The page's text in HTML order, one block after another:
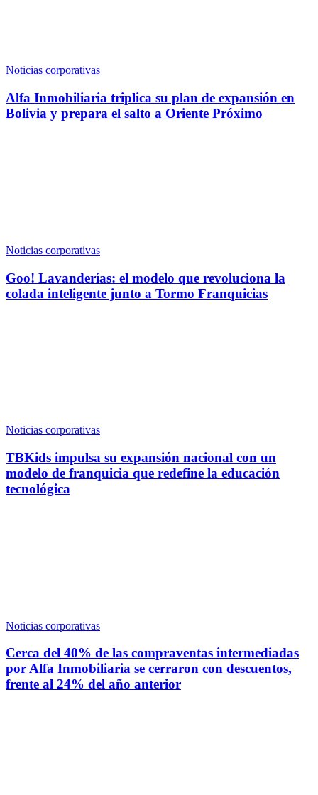
Noticias corporativas
Alfa Inmobiliaria triplica su plan de expansión en
Bolivia y prepara el salto a Oriente Próximo
Noticias corporativas
Goo! Lavanderías: el modelo que revoluciona la
colada inteligente junto a Tormo Franquicias
Noticias corporativas
TBKids impulsa su expansión nacional con un
modelo de franquicia que redefine la educación
tecnológica
Noticias corporativas
Cerca del 40% de las compraventas intermediadas
por Alfa Inmobiliaria se cerraron con descuentos,
frente al 24% del año anterior